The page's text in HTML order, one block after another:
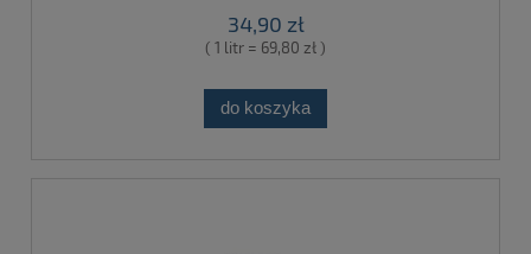
34,90 zł
( 1 litr = 69,80 zł )
do koszyka